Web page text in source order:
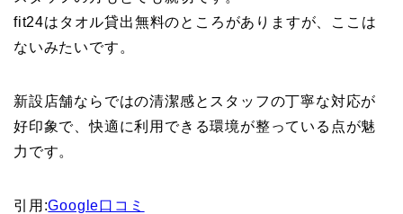
fit24はタオル貸出無料のところがありますが、ここは
ないみたいです。
新設店舗ならではの清潔感とスタッフの丁寧な対応が
好印象で、快適に利用できる環境が整っている点が魅
力です。
引用:Google口コミ